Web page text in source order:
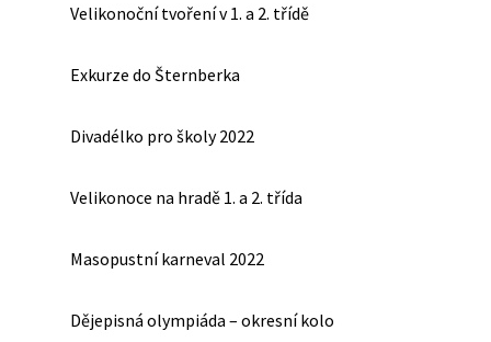
Velikonoční tvoření v 1. a 2. třídě
Exkurze do Šternberka
Divadélko pro školy 2022
Velikonoce na hradě 1. a 2. třída
Masopustní karneval 2022
Dějepisná olympiáda – okresní kolo